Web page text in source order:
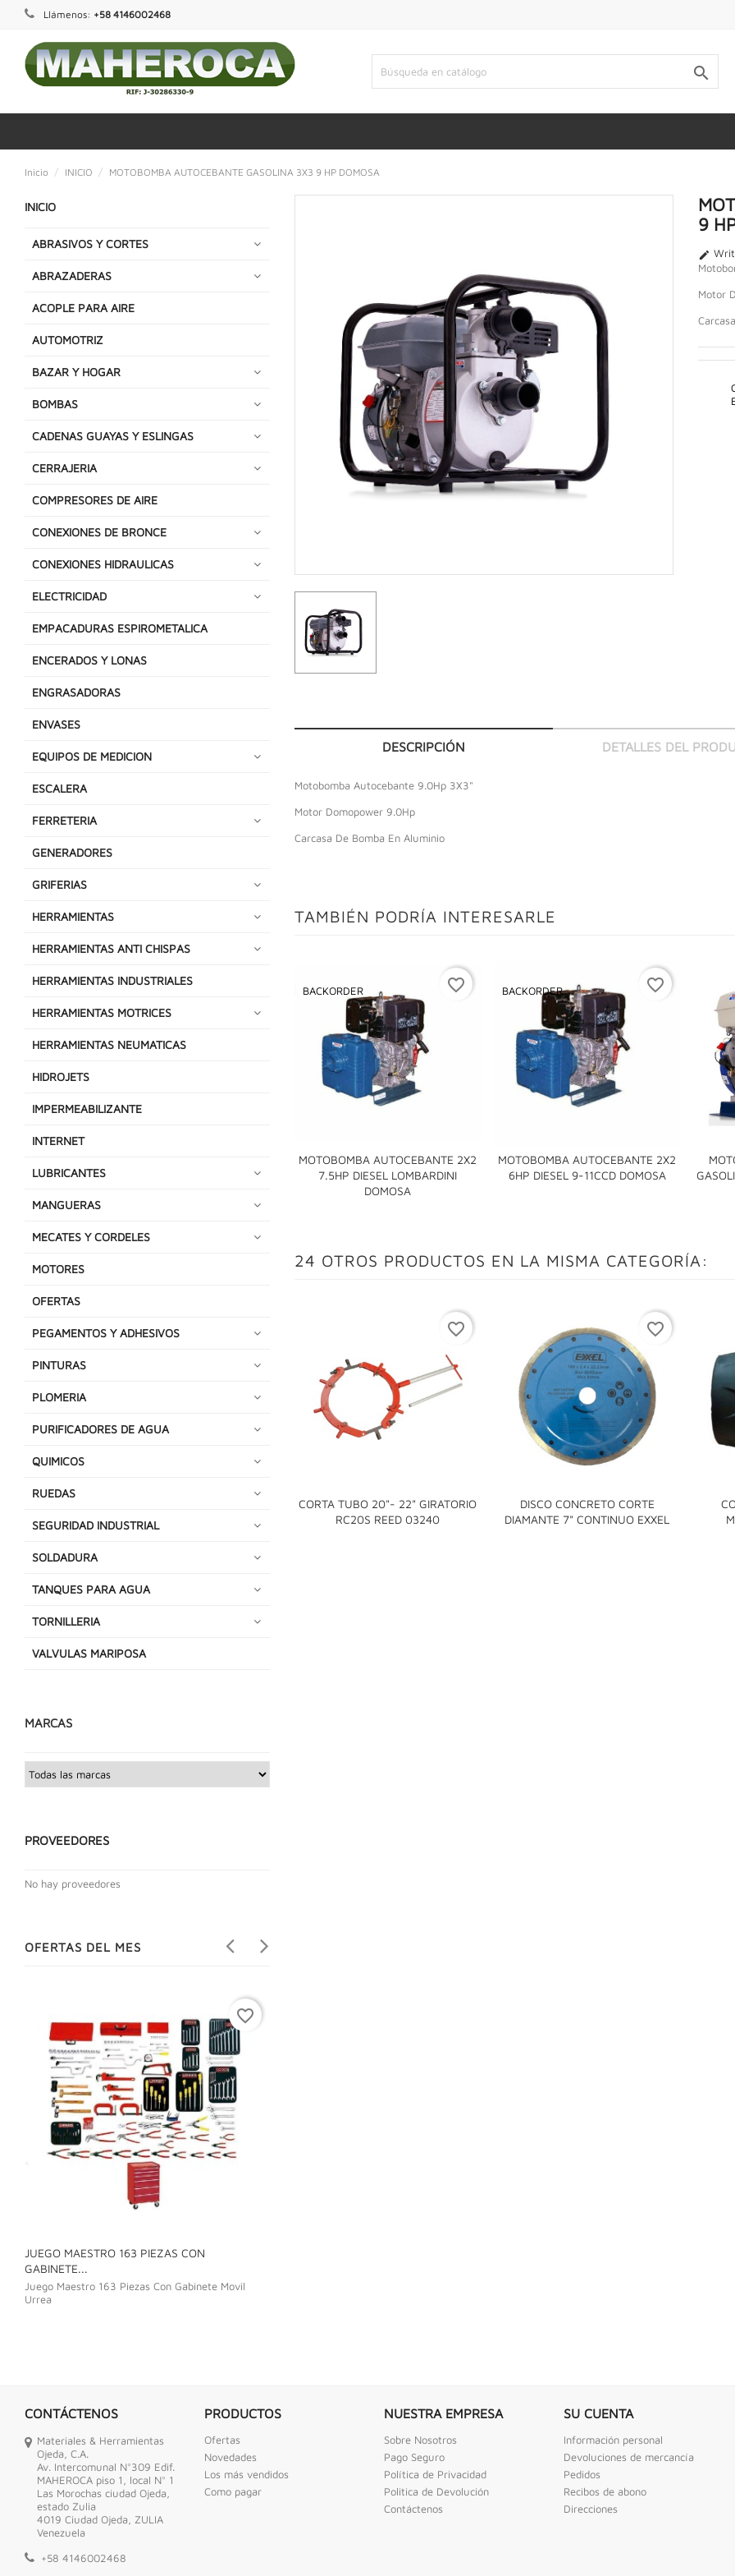
Llámenos: +58 4146002468

Inicio INICIO MOTOBOMBA AUTOCEBANTE GASOLINA 3X3 9 HP DOMOSA
INICIO
ABRASIVOS Y CORTES
ABRAZADERAS
ACOPLE PARA AIRE
AUTOMOTRIZ
BAZAR Y HOGAR
BOMBAS
CADENAS GUAYAS Y ESLINGAS
CERRAJERIA
COMPRESORES DE AIRE
CONEXIONES DE BRONCE
CONEXIONES HIDRAULICAS
ELECTRICIDAD
EMPACADURAS ESPIROMETALICA
ENCERADOS Y LONAS
ENGRASADORAS
ENVASES
EQUIPOS DE MEDICION
ESCALERA
FERRETERIA
GENERADORES
GRIFERIAS
HERRAMIENTAS
HERRAMIENTAS ANTI CHISPAS
HERRAMIENTAS INDUSTRIALES
HERRAMIENTAS MOTRICES
HERRAMIENTAS NEUMATICAS
HIDROJETS
IMPERMEABILIZANTE
INTERNET
LUBRICANTES
MANGUERAS
MECATES Y CORDELES
MOTORES
OFERTAS
PEGAMENTOS Y ADHESIVOS
PINTURAS
PLOMERIA
PURIFICADORES DE AGUA
QUIMICOS
RUEDAS
SEGURIDAD INDUSTRIAL
SOLDADURA
TANQUES PARA AGUA
TORNILLERIA
VALVULAS MARIPOSA
MARCAS
PROVEEDORES
No hay proveedores
OFERTAS DEL MES
JUEGO MAESTRO 163 PIEZAS CON
GABINETE...
Juego Maestro 163 Piezas Con Gabinete Movil
Urrea
favorite_border
9

Motor
DESCRIPCIÓN DETALLES DEL
Motobomba Autocebante 9.0Hp 3X3"
Motor Domopower 9.0Hp
Carcasa De Bomba En Aluminio
TAMBIÉN PODRÍA INTERESARLE
MOTOBOMBA AUTOCEBANTE 2X2
7.5HP DIESEL LOMBARDINI
DOMOSA
BACKORDER

favorite_border
MOTOBOMBA AUTOCEBANTE 2X2
6HP DIESEL 9-11CCD DOMOSA
BACKORDER

favorite_border
24 OTROS PRODUCTOS EN LA MISMA CATEGORÍA:
CORTA TUBO 20"- 22" GIRATORIO
RC20S REED 03240

favorite_border
DISCO CONCRETO CORTE
DIAMANTE 7" CONTINUO EXXEL

favorite_border
CONTÁCTENOS
Materiales & Herramientas
Ojeda, C.A.
Av. Intercomunal N°309 Edif.
MAHEROCA piso 1, local N° 1
Las Morochas ciudad Ojeda,
estado Zulia
4019 Ciudad Ojeda, ZULIA
Venezuela
+58 4146002468
PRODUCTOS
Ofertas
Novedades
Los más vendidos
Como pagar
NUESTRA EMPRESA
Sobre Nosotros
Pago Seguro
Política de Privacidad
Politica de Devolución
Contáctenos
SU CUENTA
Información personal
Devoluciones de mercancía
Pedidos
Recibos de abono
Direcciones